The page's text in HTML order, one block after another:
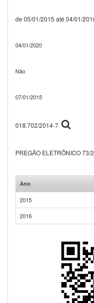
de 05/01/2015 até 04/01/
04/01/2020
Não
07/01/2015
018.702/2014-7
PREGÃO ELETRÔNICO 73/
Ano
2015
2016